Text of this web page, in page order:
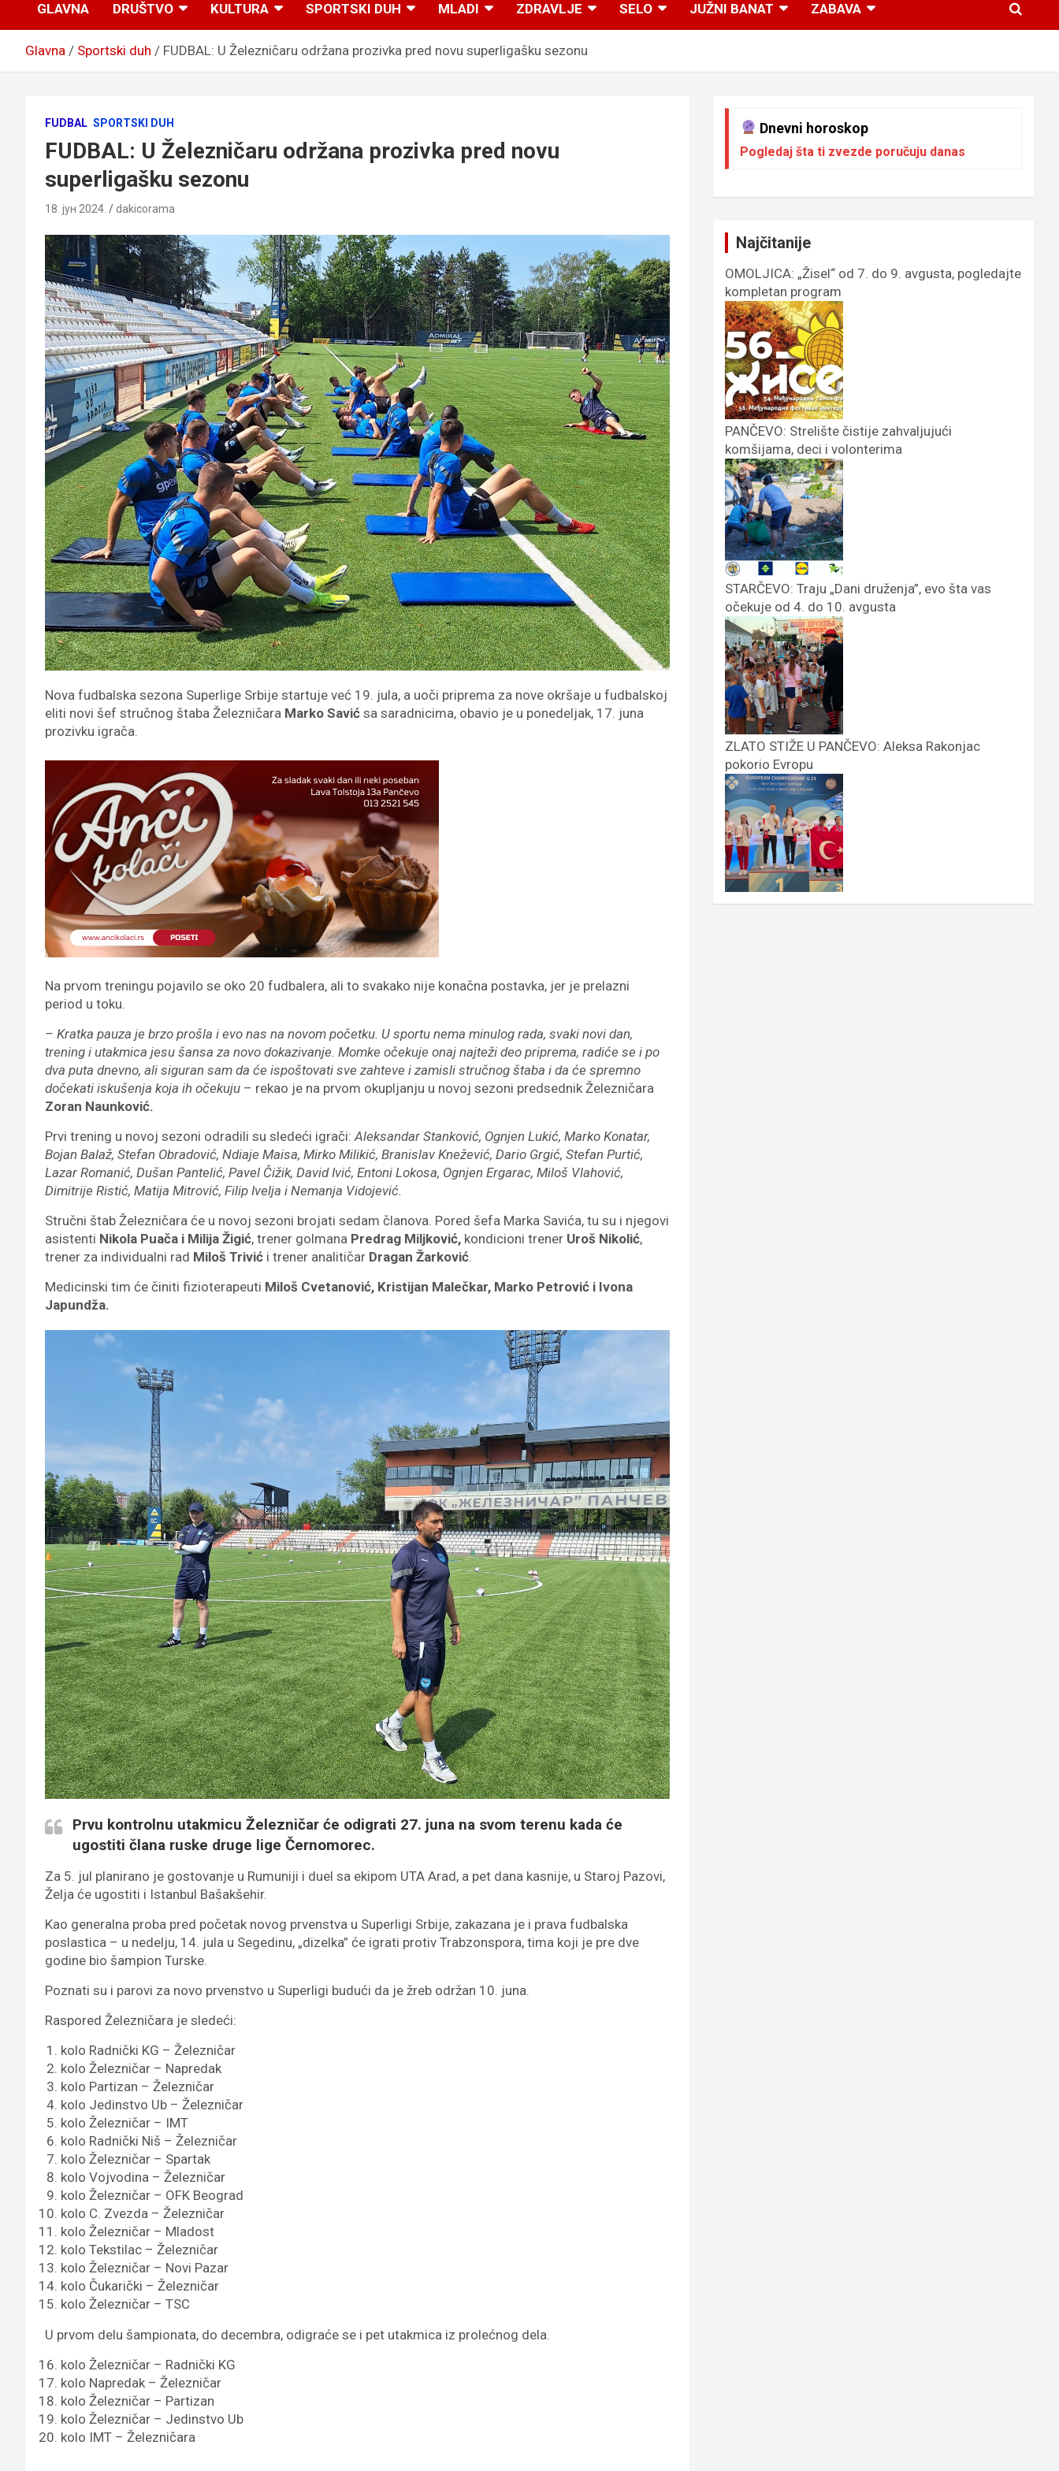
GLAVNA DRUŠTVO KULTURA SPORTSKI DUH MLADI ZDRAVLJE SELO JUŽNI BANAT ZABAVA
Glavna Sportski duh FUDBAL: U Železničaru održana prozivka pred novu superligašku sezonu
FUDBAL SPORTSKI DUH
FUDBAL: U Železničaru održana prozivka pred novu
superligašku sezonu
18. јун 2024. dakicorama
Nova fudbalska sezona Superlige Srbije startuje već 19. jula, a uoči priprema za nove okršaje u fudbalskoj
eliti novi šef stručnog štaba Železničara Marko Savić sa saradnicima, obavio je u ponedeljak, 17. juna
prozivku igrača.
Na prvom treningu pojavilo se oko 20 fudbalera, ali to svakako nije konačna postavka, jer je prelazni
period u toku.
– Kratka pauza je brzo prošla i evo nas na novom početku. U sportu nema minulog rada, svaki novi dan,
trening i utakmica jesu šansa za novo dokazivanje. Momke očekuje onaj najteži deo priprema, radiće se i po
dva puta dnevno, ali siguran sam da će ispoštovati sve zahteve i zamisli stručnog štaba i da će spremno
dočekati iskušenja koja ih očekuju – rekao je na prvom okupljanju u novoj sezoni predsednik Železničara
Zoran Naunković.
Prvi trening u novoj sezoni odradili su sledeći igrači:Aleksandar Stanković, Ognjen Lukić, Marko Konatar,
Bojan Balaž, Stefan Obradović, Ndiaje Maisa, Mirko Milikić, Branislav Knežević, Dario Grgić, Stefan Purtić,
Lazar Romanić, Dušan Pantelić, Pavel Čižik, David Ivić, Entoni Lokosa, Ognjen Ergarac, Miloš Vlahović,
Dimitrije Ristić, Matija Mitrović, Filip Ivelja i Nemanja Vidojević.
Stručni štab Železničara će u novoj sezoni brojati sedam članova. Pored šefa Marka Savića, tu su i njegovi
asistenti Nikola Puača i Milija Žigić, trener golmana Predrag Miljković, kondicioni trener Uroš Nikolić,
trener za individualni rad Miloš Trivić i trener analitičar Dragan Žarković.
Medicinski tim će činiti fizioterapeuti Miloš Cvetanović, Kristijan Malečkar, Marko Petrović i Ivona
Japundža.
Prvu kontrolnu utakmicu Železničar će odigrati 27. juna na svom terenu kada će
ugostiti člana ruske druge lige Černomorec.
Za 5. jul planirano je gostovanje u Rumuniji i duel sa ekipom UTA Arad, a pet dana kasnije, u Staroj Pazovi,
Želja će ugostiti i Istanbul Bašakšehir.
Kao generalna proba pred početak novog prvenstva u Superligi Srbije, zakazana je i prava fudbalska
poslastica – u nedelju, 14. jula u Segedinu, „dizelka” će igrati protiv Trabzonspora, tima koji je pre dve
godine bio šampion Turske.
Poznati su i parovi za novo prvenstvo u Superligi budući da je žreb održan 10. juna.
Raspored Železničara je sledeći:
kolo Radnički KG – Železničar
kolo Železničar – Napredak
kolo Partizan – Železničar
kolo Jedinstvo Ub – Železničar
kolo Železničar – IMT
kolo Radnički Niš – Železničar
kolo Železničar – Spartak
kolo Vojvodina – Železničar
kolo Železničar – OFK Beograd
kolo C. Zvezda – Železničar
kolo Železničar – Mladost
kolo Tekstilac – Železničar
kolo Železničar – Novi Pazar
kolo Čukarički – Železničar
kolo Železničar – TSC
U prvom delu šampionata, do decembra, odigraće se i pet utakmica iz prolećnog dela.
kolo Železničar – Radnički KG
kolo Napredak – Železničar
kolo Železničar – Partizan
kolo Železničar – Jedinstvo Ub
kolo IMT – Železničara
Dnevni horoskop
Pogledaj šta ti zvezde poručuju danas
Najčitanije
OMOLJICA: „Žisel“ od 7. do 9. avgusta, pogledajte
kompletan program
PANČEVO: Strelište čistije zahvaljujući
komšijama, deci i volonterima
STARČEVO: Traju „Dani druženja”, evo šta vas
očekuje od 4. do 10. avgusta
ZLATO STIŽE U PANČEVO: Aleksa Rakonjac
pokorio Evropu